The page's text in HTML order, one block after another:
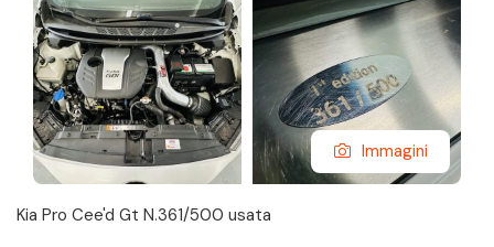
Immagini
Kia Pro Cee'd Gt N.361/500 usata